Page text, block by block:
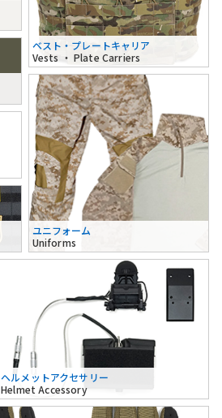
ベスト・プレートキャリア
Vests ・ Plate Carriers
ユニフォーム
Uniforms
ヘルメットアクセサリー
Helmet Accessory